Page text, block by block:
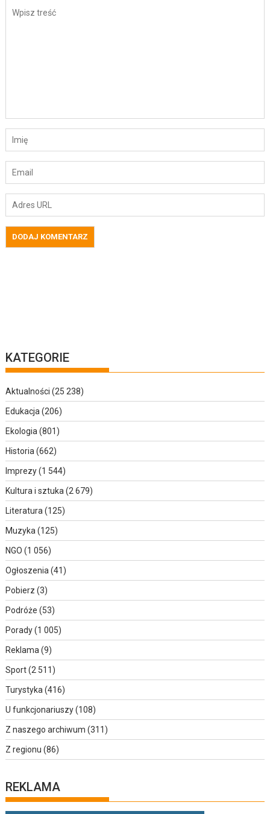
KATEGORIE
Aktualności (25 238)
Edukacja (206)
Ekologia (801)
Historia (662)
Imprezy(1 544)
Kultura i sztuka (2 679)
Literatura (125)
Muzyka (125)
NGO (1 056)
Ogłoszenia (41)
Pobierz (3)
Podróże (53)
Porady(1 005)
Reklama (9)
Sport(2 511)
Turystyka (416)
U funkcjonariuszy(108)
Z naszego archiwum (311)
Z regionu (86)
REKLAMA